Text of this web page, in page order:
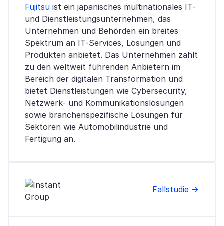
Fujitsu ist ein japanisches multinationales IT-
und Dienstleistungsunternehmen, das
Unternehmen und Behörden ein breites
Spektrum an IT-Services, Lösungen und
Produkten anbietet. Das Unternehmen zählt
zu den weltweit führenden Anbietern im
Bereich der digitalen Transformation und
bietet Dienstleistungen wie Cybersecurity,
Netzwerk- und Kommunikationslösungen
sowie branchenspezifische Lösungen für
Sektoren wie Automobilindustrie und
Fertigung an.
Fallstudie →